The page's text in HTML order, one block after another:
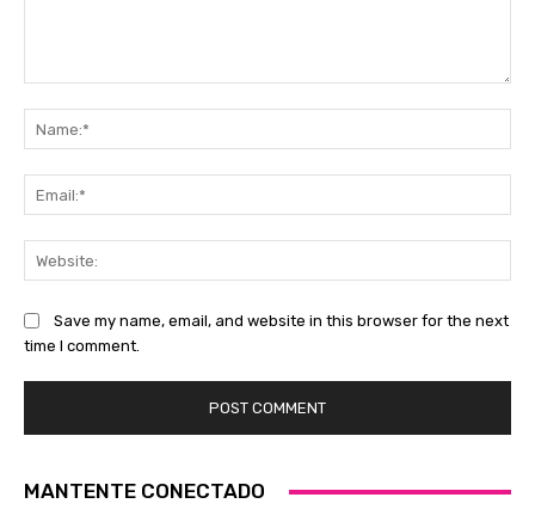
Save my name, email, and website in this browser for the next
time I comment.
MANTENTE CONECTADO